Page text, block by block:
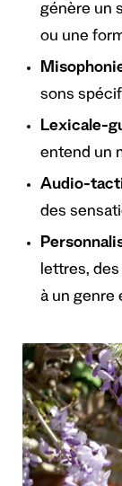
génère un
ou une
sons
Lexicale-
entend un
Audio-
des
lettres,
à un genre